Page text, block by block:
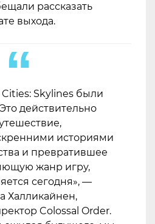
рассказать
выхода.
Skylines были
действительно
историями
и превратившее
жанр игру,
сегодня», —
Халликайнен,
Colossal Order.